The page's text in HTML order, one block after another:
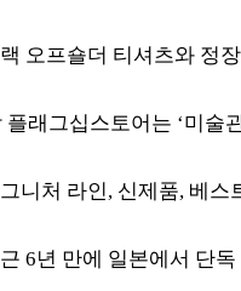
오프숄더 티셔츠와 정
래그십스토어는 ‘미술
니처 라인, 신제품, 베
6년 만에 일본에서 단